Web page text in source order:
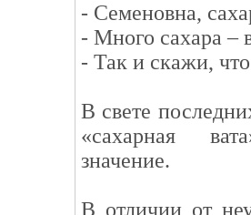
- Семеновна,
- Много сахара –
- Так и скажи,
В свете
«сахарная
значение.
В отличии от